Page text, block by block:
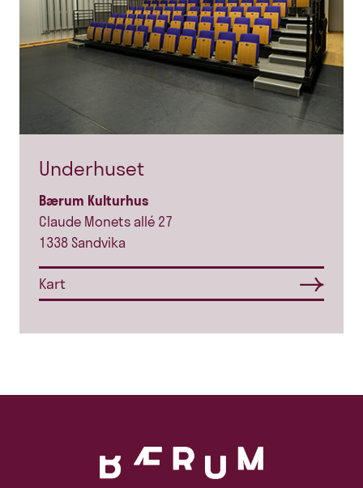
Underhuset
Bærum Kulturhus
Claude Monets allé 27
1338 Sandvika
Kart